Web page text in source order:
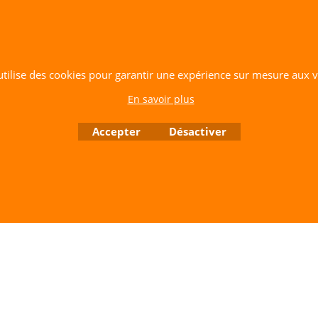
des cookies pour garantir une expérience sur mesure aux
En savoir plus
Accepter Désactiver